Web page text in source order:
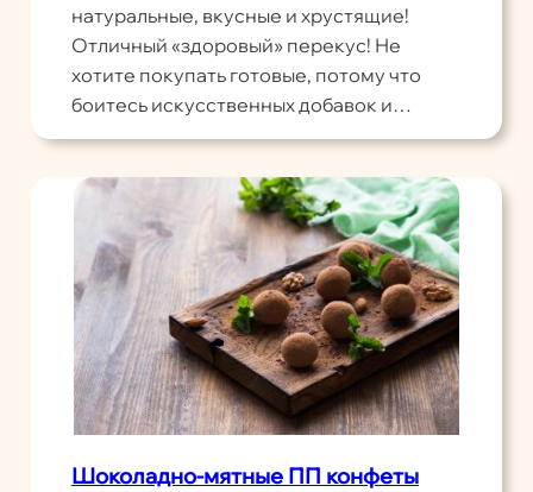
натуральные, вкусные и хрустящие!
Отличный «здоровый» перекус! Не
хотите покупать готовые, потому что
боитесь искусственных добавок и…
Шоколадно-мятные ПП конфеты